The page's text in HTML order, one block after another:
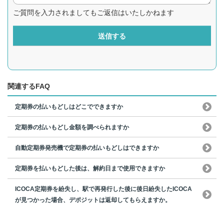
ご質問を入力されましてもご返信はいたしかねます
送信する
関連するFAQ
定期券の払いもどしはどこでできますか
定期券の払いもどし金額を調べられますか
自動定期券発売機で定期券の払いもどしはできますか
定期券を払いもどした後は、解約日まで使用できますか
ICOCA定期券を紛失し、駅で再発行した後に後日紛失したICOCA
が見つかった場合、デポジットは返却してもらえますか。